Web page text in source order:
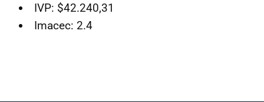
IVP: $42.240,31
Imacec: 2.4